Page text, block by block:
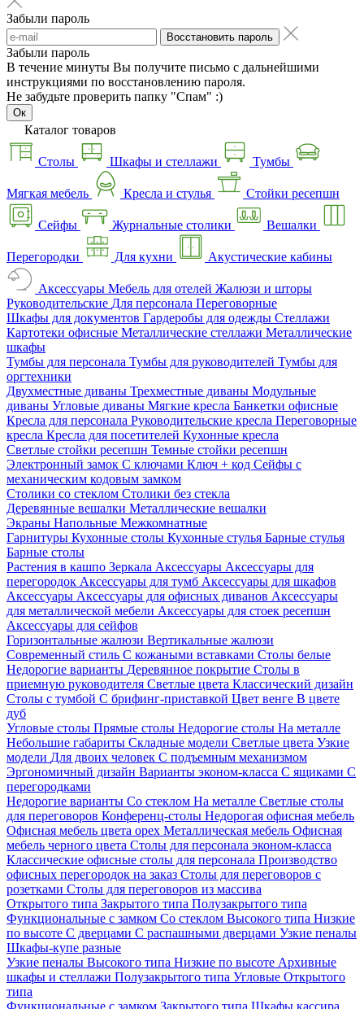
Забыли пароль
Восстановить пароль
Забыли пароль
В течение минуты Вы получите письмо с дальнейшими
инструкциями по восстановлению пароля.
Не забудьте проверить папку "Спам" :)
Ок
Каталог товаров
Столы Шкафы и стеллажи Тумбы
Мягкая мебель Кресла и стулья Стойки ресепшн
Сейфы Журнальные столики Вешалки
Перегородки Для кухни Акустические кабины
Аксессуары Мебель для отелей Жалюзи и шторы
Руководительские Для персонала Переговорные
Шкафы для документов Гардеробы для одежды Стеллажи
Картотеки офисные Металлические стеллажи Металлические
шкафы
Тумбы для персонала Тумбы для руководителей Тумбы для
оргтехники
Двухместные диваны Трехместные диваны Модульные
диваны Угловые диваны Мягкие кресла Банкетки офисные
Кресла для персонала Руководительские кресла Переговорные
кресла Кресла для посетителей Кухонные кресла
Светлые стойки ресепшн Темные стойки ресепшн
Электронный замок С ключами Ключ + код Сейфы с
механическим кодовым замком
Столики со стеклом Столики без стекла
Деревянные вешалки Металлические вешалки
Экраны Напольные Межкомнатные
Гарнитуры Кухонные столы Кухонные стулья Барные стулья
Барные столы
Растения в кашпо Зеркала Аксессуары Аксессуары для
перегородок Аксессуары для тумб Аксессуары для шкафов
Аксессуары Аксессуары для офисных диванов Аксессуары
для металлической мебели Аксессуары для стоек ресепшн
Аксессуары для сейфов
Горизонтальные жалюзи Вертикальные жалюзи
Современный стиль С кожаными вставками Столы белые
Недорогие варианты Деревянное покрытие Столы в
приемную руководителя Светлые цвета Классический дизайн
Столы с тумбой С брифинг-приставкой Цвет венге В цвете
дуб
Угловые столы Прямые столы Недорогие столы На металле
Небольшие габариты Складные модели Светлые цвета Узкие
модели Для двоих человек С подъемным механизмом
Эргономичный дизайн Варианты эконом-класса С ящиками С
перегородками
Недорогие варианты Со стеклом На металле Светлые столы
для переговоров Конференц-столы Недорогая офисная мебель
Офисная мебель цвета орех Металлическая мебель Офисная
мебель черного цвета Столы для персонала эконом-класса
Классические офисные столы для персонала Производство
офисных перегородок на заказ Столы для переговоров с
розетками Столы для переговоров из массива
Открытого типа Закрытого типа Полузакрытого типа
Функциональные с замком Со стеклом Высокого типа Низкие
по высоте С дверцами С распашными дверцами Узкие пеналы
Шкафы-купе разные
Узкие пеналы Высокого типа Низкие по высоте Архивные
шкафы и стеллажи Полузакрытого типа Угловые Открытого
типа
Функциональные с замком Закрытого типа Шкафы кассира